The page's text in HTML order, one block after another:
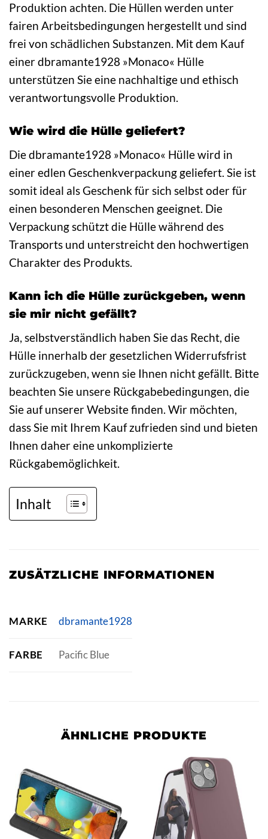
Produktion achten. Die Hüllen werden unter
fairen Arbeitsbedingungen hergestellt und sind
frei von schädlichen Substanzen. Mit dem Kauf
einer dbramante1928 »Monaco« Hülle
unterstützen Sie eine nachhaltige und ethisch
verantwortungsvolle Produktion.
Wie wird die Hülle geliefert?
Die dbramante1928 »Monaco« Hülle wird in
einer edlen Geschenkverpackung geliefert. Sie ist
somit ideal als Geschenk für sich selbst oder für
einen besonderen Menschen geeignet. Die
Verpackung schützt die Hülle während des
Transports und unterstreicht den hochwertigen
Charakter des Produkts.
Kann ich die Hülle zurückgeben, wenn
sie mir nicht gefällt?
Ja, selbstverständlich haben Sie das Recht, die
Hülle innerhalb der gesetzlichen Widerrufsfrist
zurückzugeben, wenn sie Ihnen nicht gefällt. Bitte
beachten Sie unsere Rückgabebedingungen, die
Sie auf unserer Website finden. Wir möchten,
dass Sie mit Ihrem Kauf zufrieden sind und bieten
Ihnen daher eine unkomplizierte
Rückgabemöglichkeit.
Inhalt
ZUSÄTZLICHE INFORMATIONEN
MARKE dbramante1928
FARBE Pacific Blue
ÄHNLICHE PRODUKTE